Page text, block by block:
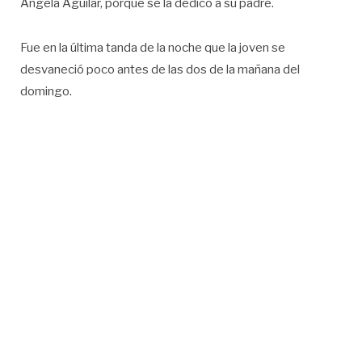
Ángela Aguilar, porque se la dedicó a su padre.
Fue en la última tanda de la noche que la joven se
desvaneció poco antes de las dos de la mañana del
domingo.